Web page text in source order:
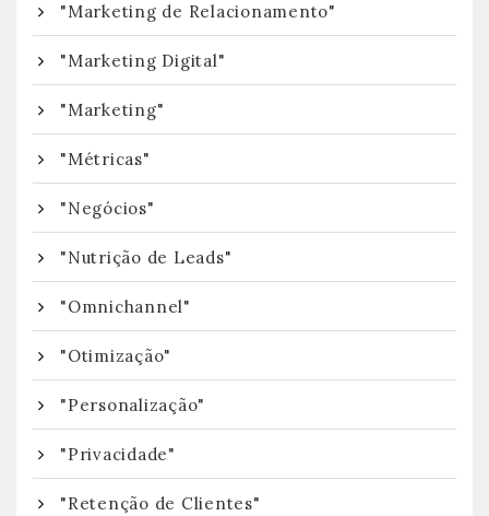
"Marketing de Relacionamento"
"Marketing Digital"
"Marketing"
"Métricas"
"Negócios"
"Nutrição de Leads"
"Omnichannel"
"Otimização"
"Personalização"
"Privacidade"
"Retenção de Clientes"